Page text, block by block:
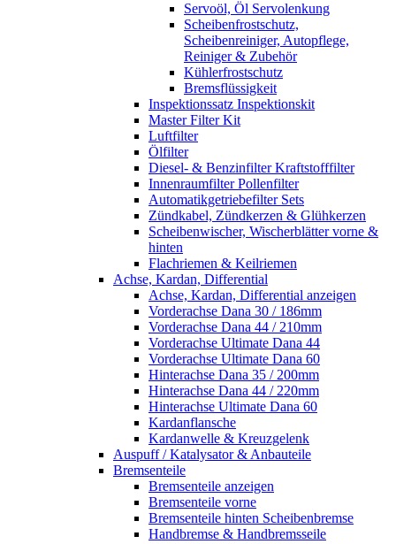
Servoöl, Öl Servolenkung
Scheibenfrostschutz,
Scheibenreiniger, Autopflege,
Reiniger & Zubehör
Kühlerfrostschutz
Bremsflüssigkeit
Inspektionssatz Inspektionskit
Master Filter Kit
Luftfilter
Ölfilter
Diesel- & Benzinfilter Kraftstofffilter
Innenraumfilter Pollenfilter
Automatikgetriebefilter Sets
Zündkabel, Zündkerzen & Glühkerzen
Scheibenwischer, Wischerblätter vorne &
hinten
Flachriemen & Keilriemen
Achse, Kardan, Differential
Achse, Kardan, Differential anzeigen
Vorderachse Dana 30 / 186mm
Vorderachse Dana 44 / 210mm
Vorderachse Ultimate Dana 44
Vorderachse Ultimate Dana 60
Hinterachse Dana 35 / 200mm
Hinterachse Dana 44 / 220mm
Hinterachse Ultimate Dana 60
Kardanflansche
Kardanwelle & Kreuzgelenk
Auspuff / Katalysator & Anbauteile
Bremsenteile
Bremsenteile anzeigen
Bremsenteile vorne
Bremsenteile hinten Scheibenbremse
Handbremse & Handbremsseile